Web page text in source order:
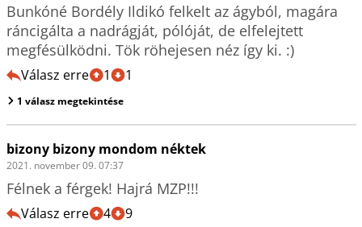
Bunkóné Bordély Ildikó felkelt az ágyból, magára
ráncigálta a nadrágját, pólóját, de elfelejtett
megfésülködni. Tök röhejesen néz így ki. :)
Válasz erre 1 1
1 válasz megtekintése
bizony bizony mondom néktek
2021. november 09. 07:37
Félnek a férgek! Hajrá MZP!!!
Válasz erre 4 9